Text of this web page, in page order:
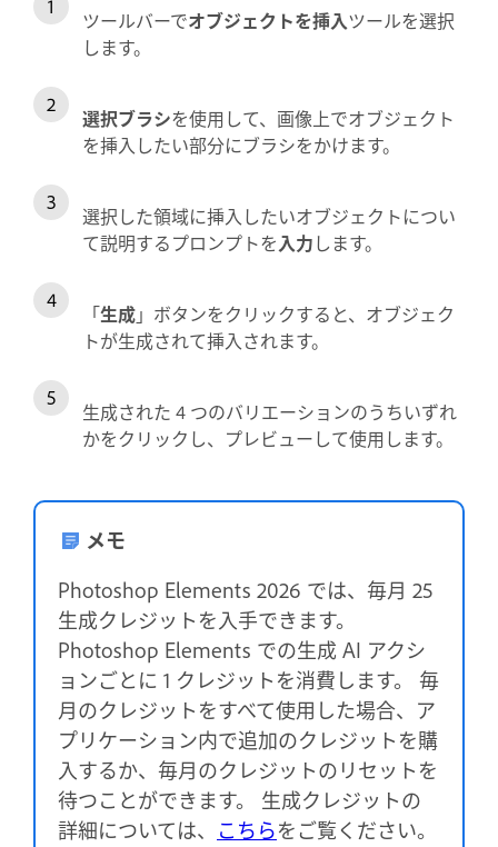
ツールバーでオブジェクトを挿入ツールを選択
します。
選択ブラシを使用して、画像上でオブジェクト
を挿入したい部分にブラシをかけます。
選択した領域に挿入したいオブジェクトについ
て説明するプロンプトを入力します。
「生成」ボタンをクリックすると、オブジェク
トが生成されて挿入されます。
生成された 4 つのバリエーションのうちいずれ
かをクリックし、プレビューして使用します。
メモ
Photoshop Elements 2026 では、毎月 25
生成クレジットを入手できます。
Photoshop Elements での生成 AI アクシ
ョンごとに 1 クレジットを消費します。 毎
月のクレジットをすべて使用した場合、ア
プリケーション内で追加のクレジットを購
入するか、毎月のクレジットのリセットを
待つことができます。 生成クレジットの
詳細については、 こちらをご覧ください。